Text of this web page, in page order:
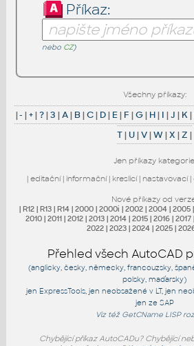
Příkaz:
nebo CZ)
Všechny příkazy:
|- |+|?|3 |A| B|C| D| E| F |G| H| I |J | K|
T| U|V|W|X |Z |
Jen příkazy
| editační| informační| kreslicí| nastavovací|
Nové příkazy od
| R12 | R13 | R14 | 2000 | 2000i | 2002 | 2004 | 2005 |
2010 | 2011 | 2012 | 2013 | 2014 | 2015 | 2016 | 2017 |
2022 | 2023 | 2024 | 2025 |
Přehled všech AutoCAD
(anglicky, česky, německy, francouzsky,
polsky, maďarsky)
jen ExpressTools , jen neobsažené v LT, jen
jen ze SAP
Viz též GetCNameLISP
Chybějící příkaz AutoCADu? Chybějící